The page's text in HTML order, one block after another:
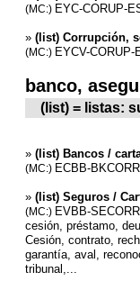
(MC:) EYC-CORUP-
» (list) Corrupción,
(MC:) EYCV-
banco,
(list) = listas:
» (list) Bancos /
(MC:) ECBB-
» (list) Seguros /
(MC:) EVBB-
cesión, préstamo,
Cesión, contrato,
garantía, aval,
tribunal,...